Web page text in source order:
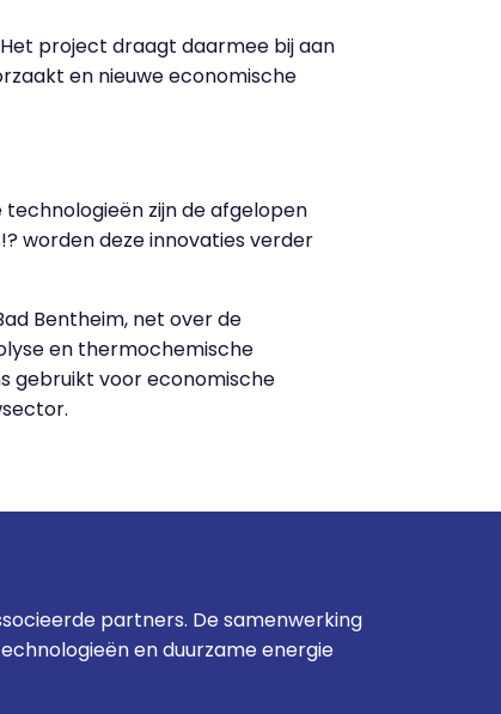
project draagt daarmee bij aan
en nieuwe economische
zijn de afgelopen
worden deze innovaties verder
Bentheim, net over de
en thermochemische
gebruikt voor economische
partners. De samenwerking
en duurzame energie